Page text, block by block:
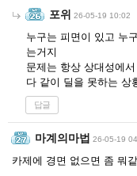
포위 26-05-19 10:02
누구는 피면이 있고 누
는거지
문제는 항상 상대성에
다 같이 딜을 못하는 상
답글
마계의마법 26-05-19
카제에 경면 없으면 좀 뭐